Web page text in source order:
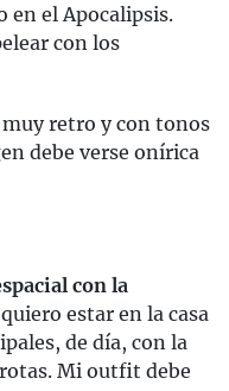
en el Apocalipsis.
con los
retro y con tonos
debe verse onírica
con la
quiero estar en la casa
de día, con la
Mi outfit debe